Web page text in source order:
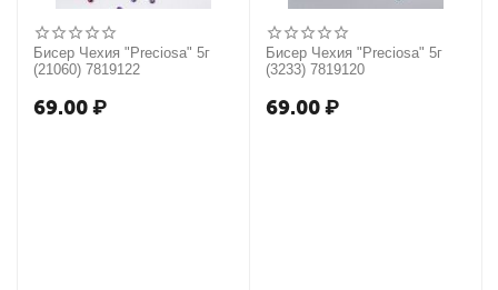
Бисер Чехия "Preciosa" 5г
(21060) 7819122
69.00₽
Бисер Чехия "Preciosa" 5г
(3233) 7819120
69.00₽